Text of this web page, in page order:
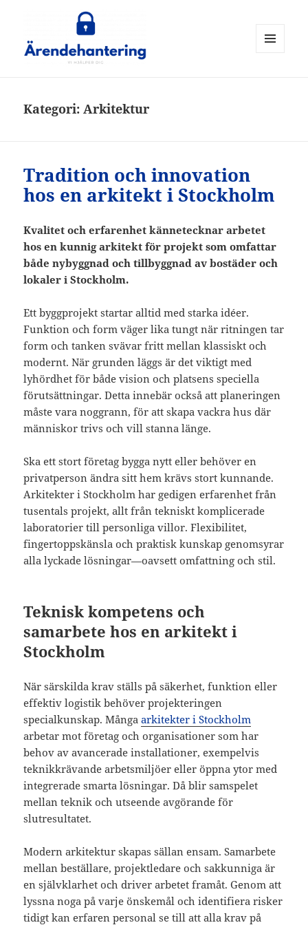
Kategori:Arkitektur
Tradition och innovation
hos en arkitekt i Stockholm
Kvalitet och erfarenhet kännetecknar arbetet
hos en kunnig arkitekt för projekt som omfattar
både nybyggnad och tillbyggnad av bostäder och
lokaler i Stockholm.
Ett byggprojekt startar alltid med starka idéer.
Funktion och form väger lika tungt när ritningen tar
form och tanken svävar fritt mellan klassiskt och
modernt. När grunden läggs är det viktigt med
lyhördhet för både vision och platsens speciella
förutsättningar. Detta innebär också att planeringen
måste vara noggrann, för att skapa vackra hus där
människor trivs och vill stanna länge.
Ska ett stort företag bygga nytt eller behöver en
privatperson ändra sitt hem krävs stort kunnande.
Arkitekter i Stockholm har gedigen erfarenhet från
tusentals projekt, allt från tekniskt komplicerade
laboratorier till personliga villor. Flexibilitet,
fingertoppskänsla och praktisk kunskap genomsyrar
alla lyckade lösningar—oavsett omfattning och stil.
Teknisk kompetens och
samarbete hos en arkitekt i
Stockholm
När särskilda krav ställs på säkerhet, funktion eller
effektiv logistik behöver projekteringen
specialkunskap. Mångaarkitekter i Stockholm
arbetar mot företag och organisationer som har
behov av avancerade installationer, exempelvis
teknikkrävande arbetsmiljöer eller öppna ytor med
integrerade smarta lösningar. Då blir samspelet
mellan teknik och utseende avgörande för
slutresultatet.
Modern arkitektur skapas sällan ensam. Samarbete
mellan beställare, projektledare och sakkunniga är
en självklarhet och driver arbetet framåt. Genom att
lyssna noga på varje önskemål och identifiera risker
tidigt kan erfaren personal se till att alla krav på